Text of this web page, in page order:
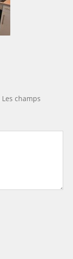
Les champs